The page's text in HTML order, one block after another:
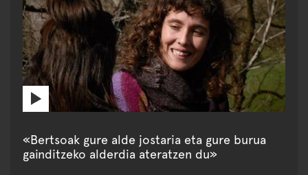
«Bertsoak gure alde jostaria eta gure burua
gainditzeko alderdia ateratzen du»